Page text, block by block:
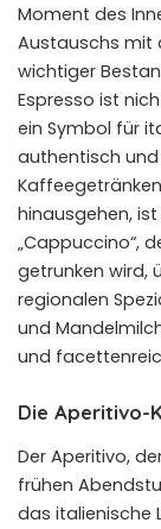
Moment des
Austauschs mit
wichtiger
Espresso ist
ein Symbol für
authentisch und
hinausgehen,
„Cappuccino“,
getrunken wird,
regionalen
und
und
Die Aperitivo-
Der Aperitivo,
frühen
das italienische